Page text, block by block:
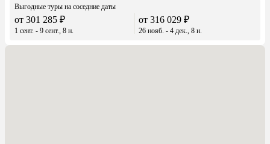
Выгодные туры на соседние даты
от 301 285 ₽
1 сент. - 9 сент., 8 н.
от 316 029 ₽
26 нояб. - 4 дек., 8 н.